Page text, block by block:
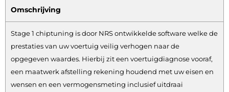
Omschrijving
Stage 1 chiptuning is door NRS ontwikkelde software welke de
prestaties van uw voertuig veilig verhogen naar de
opgegeven waardes. Hierbij zit een voertuigdiagnose vooraf,
een maatwerk afstelling rekening houdend met uw eisen en
wensen en een vermogensmeting inclusief uitdraai